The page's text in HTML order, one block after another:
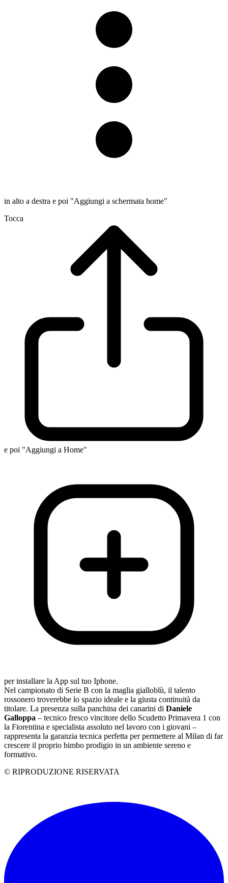
in alto a destra e poi "Aggiungi a schermata home"
Tocca
e poi "Aggiungi a Home"
per installare la App sul tuo Iphone.
Nel campionato di Serie B con la maglia gialloblù, il talento
rossonero troverebbe lo spazio ideale e la giusta continuità da
titolare. La presenza sulla panchina dei canarini di Daniele
Galloppa – tecnico fresco vincitore dello Scudetto Primavera 1 con
la Fiorentina e specialista assoluto nel lavoro con i giovani –
rappresenta la garanzia tecnica perfetta per permettere al Milan di far
crescere il proprio bimbo prodigio in un ambiente sereno e
formativo.
© RIPRODUZIONE RISERVATA